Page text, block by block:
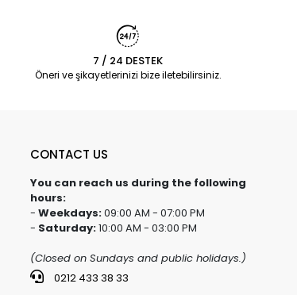
7 / 24 DESTEK
Öneri ve şikayetlerinizi bize iletebilirsiniz.
CONTACT US
You can reach us during the following
hours:
- Weekdays:09:00 AM - 07:00 PM
- Saturday:10:00 AM - 03:00 PM
(Closed on Sundays and public holidays.)
0212 433 38 33